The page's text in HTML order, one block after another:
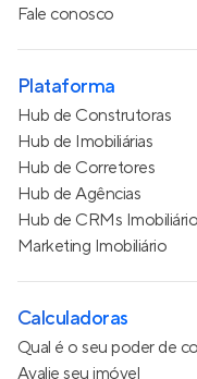
Fale conosco
Plataforma
Hub de Construtoras
Hub de Imobiliárias
Hub de Corretores
Hub de Agências
Hub de CRMs
Marketing Imobiliário
Calculadoras
Qual é o seu poder de
Avalie seu imóvel